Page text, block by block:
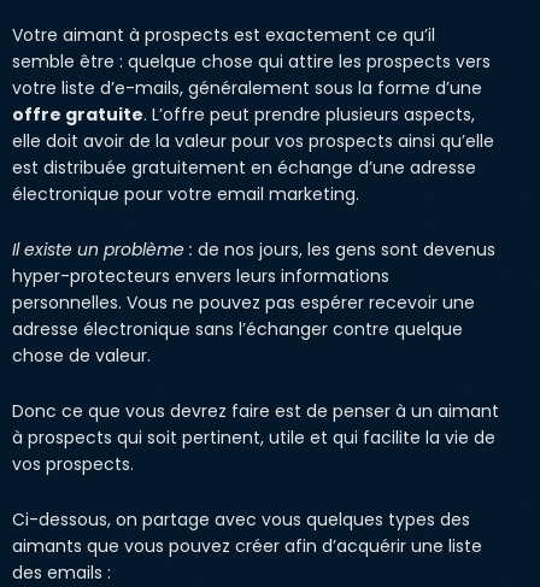
Votre aimant à prospects est exactement ce qu’il
semble être : quelque chose qui attire les prospects vers
votre liste d’e-mails, généralement sous la forme d’une
offre gratuite. L’offre peut prendre plusieurs aspects,
elle doit avoir de la valeur pour vos prospects ainsi qu’elle
est distribuée gratuitement en échange d’une adresse
électronique pour votre email marketing.
Il existe un problème : de nos jours, les gens sont devenus
hyper-protecteurs envers leurs informations
personnelles. Vous ne pouvez pas espérer recevoir une
adresse électronique sans l’échanger contre quelque
chose de valeur.
Donc ce que vous devrez faire est de penser à un aimant
à prospects qui soit pertinent, utile et qui facilite la vie de
vos prospects.
Ci-dessous, on partage avec vous quelques types des
aimants que vous pouvez créer afin d’acquérir une liste
des emails :